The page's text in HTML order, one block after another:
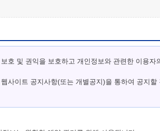
호 및 권익을 보호하고 개인정보와 관련한 이용자
사이트 공지사항(또는 개별공지)을 통하여 공지할